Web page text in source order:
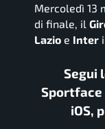
Mercoledì 13
di finale, il
Lazio e Inter
Segui
Sportface
iOS,